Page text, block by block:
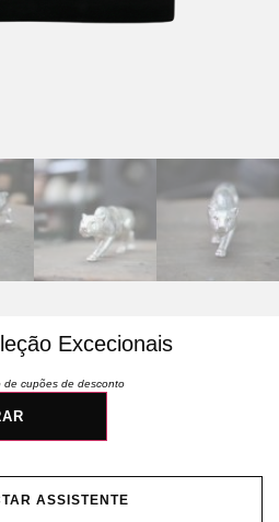
Excecionais
de cupões de desconto
ASSISTENTE